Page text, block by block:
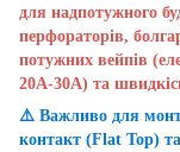
для надпотужного
перфораторів,
потужних вейпів
20А-30А) та
⚠️ Важливо для
контакт (Flat Top) та